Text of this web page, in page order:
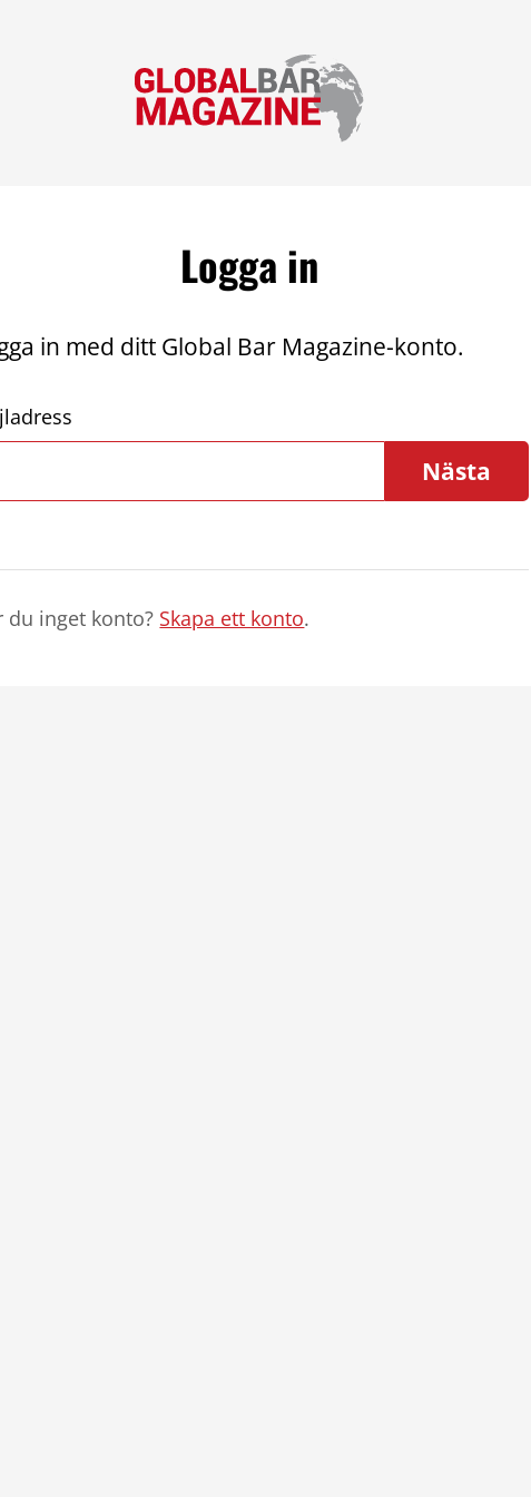
Logga in
in med ditt Global Bar Magazine-konto.
Nästa
du inget konto? Skapa ett konto.